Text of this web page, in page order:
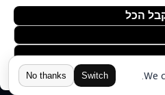
תקנון ותנאי שימושפרטיותאודות
הכל
העדפות
We
.
Switch
No thanks